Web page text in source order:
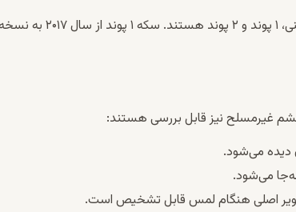
سکه‌های در گردش پوند شامل ارزش‌های ۱ پنی، ۲ پنی، ۵ پنی، ۱۰ پنی، ۲۰ پنی، ۵۰ پنی، ۱ پوند و ۲ پوند هستند. سکه ۱ پوند از
غیرمسلح نیز قابل بررسی هستند:
دیده می‌شود.
می‌شود.